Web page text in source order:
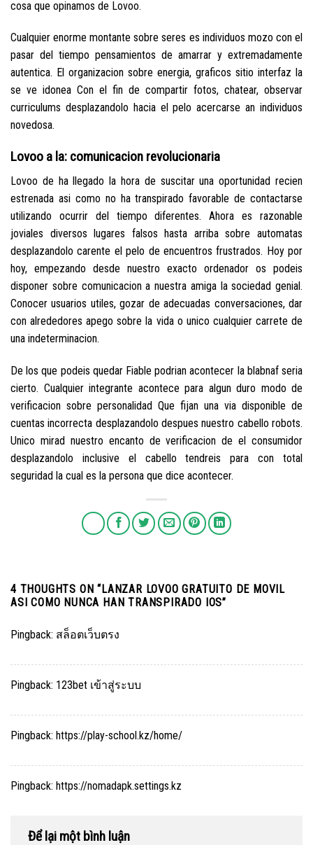
cosa que opinamos de Lovoo.
Cualquier enorme montante sobre seres es individuos mozo con el
pasar del tiempo pensamientos de amarrar y extremadamente
autentica. El organizacion sobre energia, graficos sitio interfaz la
se ve idonea Con el fin de compartir fotos, chatear, observar
curriculums desplazandolo hacia el pelo acercarse an individuos
novedosa.
Lovoo a la: comunicacion revolucionaria
Lovoo de ha llegado la hora de suscitar una oportunidad recien
estrenada asi­ como no ha transpirado favorable de contactarse
utilizando ocurrir del tiempo diferentes. Ahora es razonable
joviales diversos lugares falsos hasta arriba sobre automatas
desplazandolo carente el pelo de encuentros frustrados. Hoy por
hoy, empezando desde nuestro exacto ordenador os podeis
disponer sobre comunicacion a nuestra amiga la sociedad genial.
Conocer usuarios utiles, gozar de adecuadas conversaciones, dar
con alrededores apego sobre la vida o unico cualquier carrete de
una indeterminacion.
De los que podeis quedar Fiable podri­an acontecer la blabnaf seri­a
cierto. Cualquier integrante acontece para algun duro modo de
verificacion sobre personalidad Que fijan una vi­a disponible de
cuentas incorrecta desplazandolo despues nuestro cabello robots.
Unico mirad nuestro encanto de verificacion de el consumidor
desplazandolo inclusive el cabello tendreis para con total
seguridad la cual es la persona que dice acontecer.
4 THOUGHTS ON “LANZAR LOVOO GRATUITO DE MOVIL
ASI­ COMO NUNCA HAN TRANSPIRADO IOS”
Pingback: สล็อตเว็บตรง
Pingback: 123bet เข้าสู่ระบบ
Pingback: https://play-school.kz/home/
Pingback: https://nomadapk.settings.kz
Để lại một bình luận